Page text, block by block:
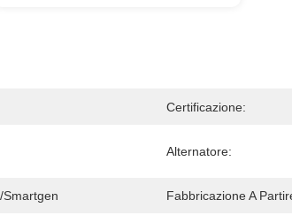
Certificazione:
Alternatore:
Fabbricazione A